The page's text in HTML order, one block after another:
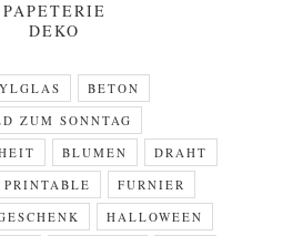
PAPETERIE
DEKO
BETON
ZUM SONNTAG
BLUMEN
DRAHT
FURNIER
HALLOWEEN